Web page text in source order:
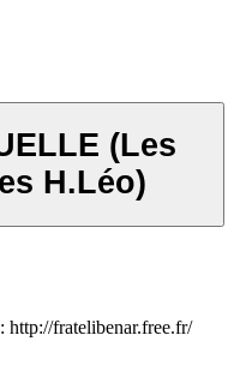
(Les
H.Léo)
http://fratelibenar.free.fr/